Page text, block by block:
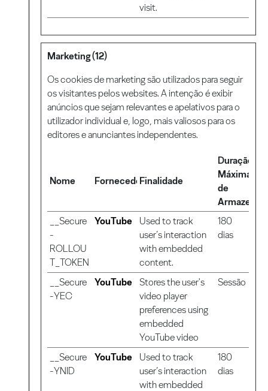
visit.
Marketing (12)
Os cookies de marketing são utilizados ​​para seguir
os visitantes pelos websites. A intenção é exibir
anúncios que sejam relevantes e apelativos para o
utilizador individual e, logo, mais valiosos para os
editores e anunciantes independentes.
Nome FornecedorFinalidade
Duração
Máxima
de
__Secure
-
ROLLOU
T_TOKEN
YouTube
Used to track
user’s interaction
with embedded
content.
180
dias
__Secure
-YEC
YouTube
Stores the user's
video player
preferences using
embedded
YouTube video
Sessão
__Secure
-YNID
YouTube
Used to track
user’s interaction
with embedded
180
dias